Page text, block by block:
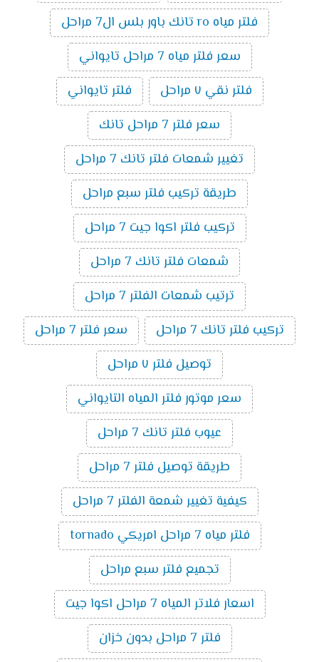
فلتر مياه ro تانك باور بلس ال7 مراحل
سعر فلتر مياه 7 مراحل تايواني
فلتر نقي ٧ مراحل
فلتر تايواني
سعر فلتر 7 مراحل تانك
تغيير شمعات فلتر تانك 7 مراحل
طريقة تركيب فلتر سبع مراحل
تركيب فلتر اكوا جيت 7 مراحل
شمعات فلتر تانك 7 مراحل
ترتيب شمعات الفلتر 7 مراحل
تركيب فلتر تانك 7 مراحل
سعر فلتر 7 مراحل
توصيل فلتر ٧ مراحل
سعر موتور فلتر المياه التايواني
عيوب فلتر تانك 7 مراحل
طريقة توصيل فلتر 7 مراحل
كيفية تغيير شمعة الفلتر 7 مراحل
فلتر مياه 7 مراحل امريكي tornado
تجميع فلتر سبع مراحل
اسعار فلاتر المياه 7 مراحل اكوا جيت
فلتر 7 مراحل بدون خزان